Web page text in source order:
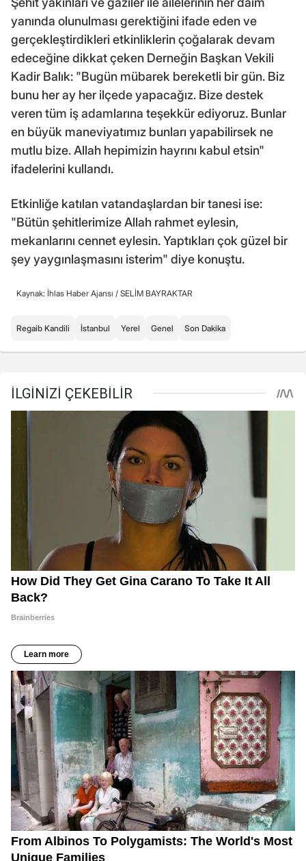
yanında olunulması gerektiğini ifade eden ve
gerçekleştirdikleri etkinliklerin çoğalarak devam
edeceğine dikkat çeken Derneğin Başkan Vekili
Kadir Balık: "Bugün mübarek bereketli bir gün. Biz
bunu her ay her ilçede yapacağız. Bize destek
veren tüm iş adamlarına teşekkür ediyoruz. Bunlar
en büyük maneviyatımız bunları yapabilirsek ne
mutlu bize. Allah hepimizin hayrını kabul etsin"
ifadelerini kullandı.
Etkinliğe katılan vatandaşlardan bir tanesi ise:
"Bütün şehitlerimize Allah rahmet eylesin,
mekanlarını cennet eylesin. Yaptıkları çok güzel bir
şey yaygınlaşmasını isterim" diye konuştu.
Kaynak: İhlas Haber Ajansı / SELİM BAYRAKTAR
Regaib Kandili İstanbul Yerel Genel Son Dakika